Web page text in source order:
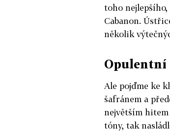
toho
Cabanon.
několik
Opulentní
Ale pojďme ke
šafránem a
největším hitem
tóny, tak